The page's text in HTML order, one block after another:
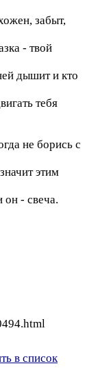
забыт,
- твой
дышит и кто
тебя
не борись с
этим
он - свеча.
в список